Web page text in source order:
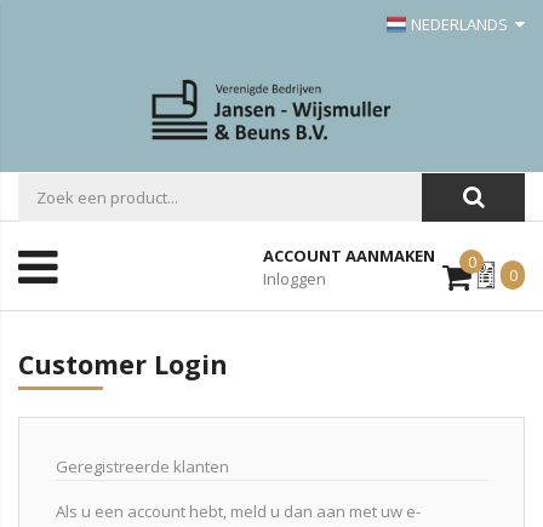
NEDERLANDS
ACCOUNT AANMAKEN
Inloggen
0Mijn
Offerte
0
Customer Login
Geregistreerde klanten
Als u een account hebt, meld u dan aan met uw e-